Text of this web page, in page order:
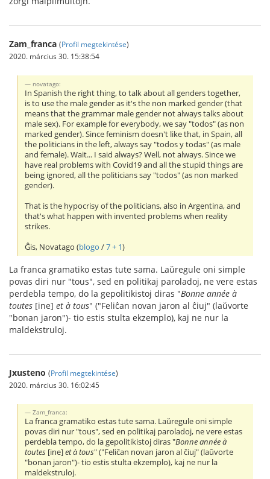
Zam_franca (Profil megtekintése)
2020. március 30. 15:38:54
novatago:
In Spanish the right thing, to talk about all genders together,
is to use the male gender as it's the non marked gender (that
means that the grammar male gender not always talks about
male sex). For example for everybody, we say "todos" (as non
marked gender). Since feminism doesn't like that, in Spain, all
the politicians in the left, always say "todos y todas" (as male
and female). Wait... I said always? Well, not always. Since we
have real problems with Covid19 and all the stupid things are
being ignored, all the politicians say "todos" (as non marked
gender).
That is the hypocrisy of the politicians, also in Argentina, and
that's what happen with invented problems when reality
strikes.
Ĝis, Novatago (blogo /7 + 1)
La franca gramatiko estas tute sama. Laŭregule oni simple
povas diri nur "tous", sed en politikaj paroladoj, ne vere estas
perdebla tempo, do la gepolitikistoj diras "Bonne année à
toutes [ine] et à tous" ("Feliĉan novan jaron al ĉiuj" (laŭvorte
"bonan jaron")- tio estis stulta ekzemplo), kaj ne nur la
maldekstruloj.
Jxusteno (Profil megtekintése)
2020. március 30. 16:02:45
Zam_franca:
La franca gramatiko estas tute sama. Laŭregule oni simple
povas diri nur "tous", sed en politikaj paroladoj, ne vere estas
perdebla tempo, do la gepolitikistoj diras "Bonne année à
toutes [ine]et à tous" ("Feliĉan novan jaron al ĉiuj" (laŭvorte
"bonan jaron")- tio estis stulta ekzemplo), kaj ne nur la
maldekstruloj.